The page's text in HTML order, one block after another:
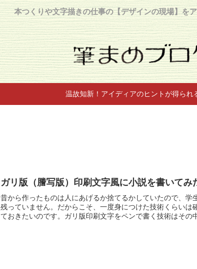
本つくりや文字描きの仕事の【デザインの現場】を
温故知新！アイディアのヒントが得られ
ガリ版（謄写版）印刷文字風に小説を書いてみ
昔から作ったものは人にあげるか捨てるかしていたので、学
残っていません。だからこそ、一度身につけた技術くらいは
ておきたいのです。ガリ版印刷文字をペンで書く技術はその